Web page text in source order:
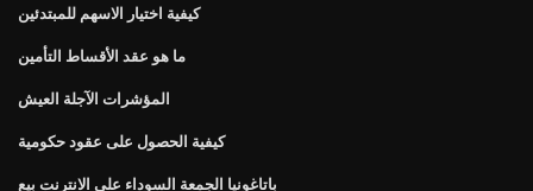
كيفية اختيار الاسهم للمبتدئين
ما هو عقد الأقساط التأمين
المؤشرات الآجلة العيش
كيفية الحصول على عقود حكومية
باتاغونيا الجمعة السوداء على الانترنت بيع